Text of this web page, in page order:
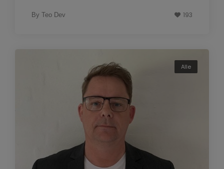
By Teo Dev 193
Alle